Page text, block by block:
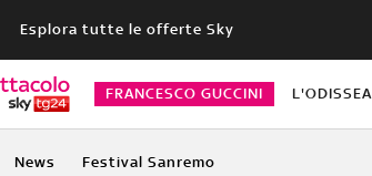
Esplora tutte le offerte Sky
FRANCESCO GUCCINI L'ODISSEA
News Festival Sanremo